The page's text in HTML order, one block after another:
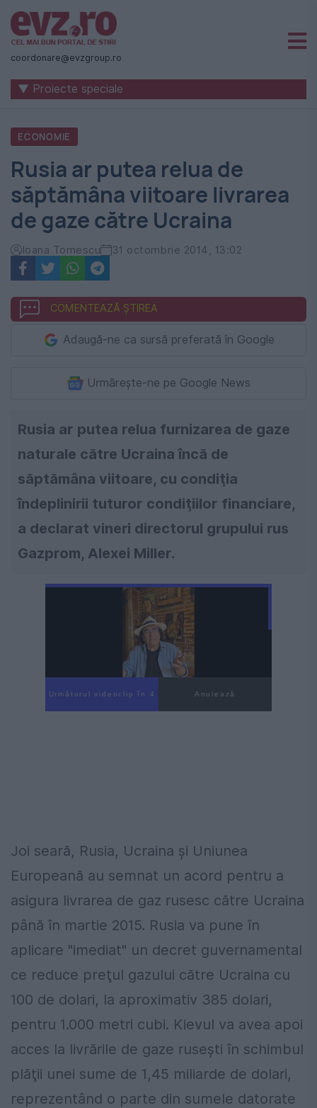
Știri
naționale
internaționale
România
-
Evenimentul
Zilei
coordonare@evzgroup.ro
▼ Proiecte speciale
ECONOMIE
Rusia ar putea relua de
săptămâna viitoare livrarea
de gaze către Ucraina
Ioana Tomescu 31 octombrie 2014, 13:02
COMENTEAZĂ ȘTIREA
Adaugă-ne ca sursă preferată în Google
Urmărește-ne pe Google News
Rusia ar putea relua furnizarea de gaze
naturale către Ucraina încă de
săptămâna viitoare, cu condiţia
îndeplinirii tuturor condiţiilor financiare,
a declarat vineri directorul grupului rus
Gazprom, Alexei Miller.
Următorul videoclip în 3 Anulează
Joi seară, Rusia, Ucraina şi Uniunea
Europeană au semnat un acord pentru a
asigura livrarea de gaz rusesc către Ucraina
până în martie 2015. Rusia va pune în
aplicare "imediat" un decret guvernamental
ce reduce preţul gazului către Ucraina cu
100 de dolari, la aproximativ 385 dolari,
pentru 1.000 metri cubi. Kievul va avea apoi
acces la livrările de gaze ruseşti în schimbul
plăţii unei sume de 1,45 miliarde de dolari,
reprezentând o parte din sumele datorate